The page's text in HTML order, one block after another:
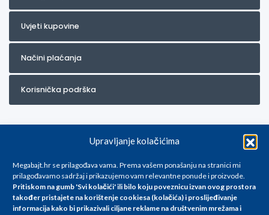
Upravljanje kolačićima
Megabajt.hr se prilagođava vama. Prema vašem ponašanju na stranici mi
prilagođavamo sadržaj i prikazujemo vam relevantne ponude i proizvode.
Pritiskom na gumb 'Svi kolačići' ili bilo koju poveznicu izvan ovog prostora
također pristajete na korištenje cookiesa (kolačića) i proslijeđivanje
informacija kako bi prikazivali ciljane reklame na društvenim mrežama i
Uvjeti kupovine
Načini plaćanja
Korisnička podrška
Za artikle kojih trenutno nema u ponudi obratite nam se na
info@megabajt.hr. Sve cijene su informativnog karaktera i podložne su